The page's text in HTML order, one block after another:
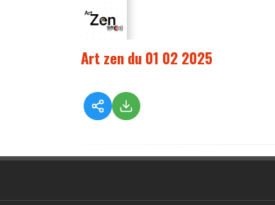
Art zen du 01 02 2025